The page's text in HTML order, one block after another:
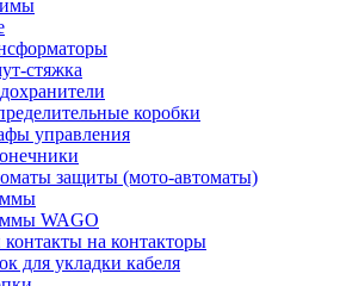
стяжка
коробки
управления
защиты (мото-автоматы)
WAGO
на контакторы
для укладки кабеля